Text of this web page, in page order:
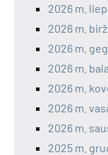
2026 m.
2026 m.
2026 m.
2026 m.
2026 m.
2026 m.
2026 m.
2025 m.